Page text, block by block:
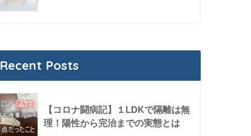
Recent Posts
【コロナ闘病記】１LDKで隔離は無
理！陽性から完治までの実態とは